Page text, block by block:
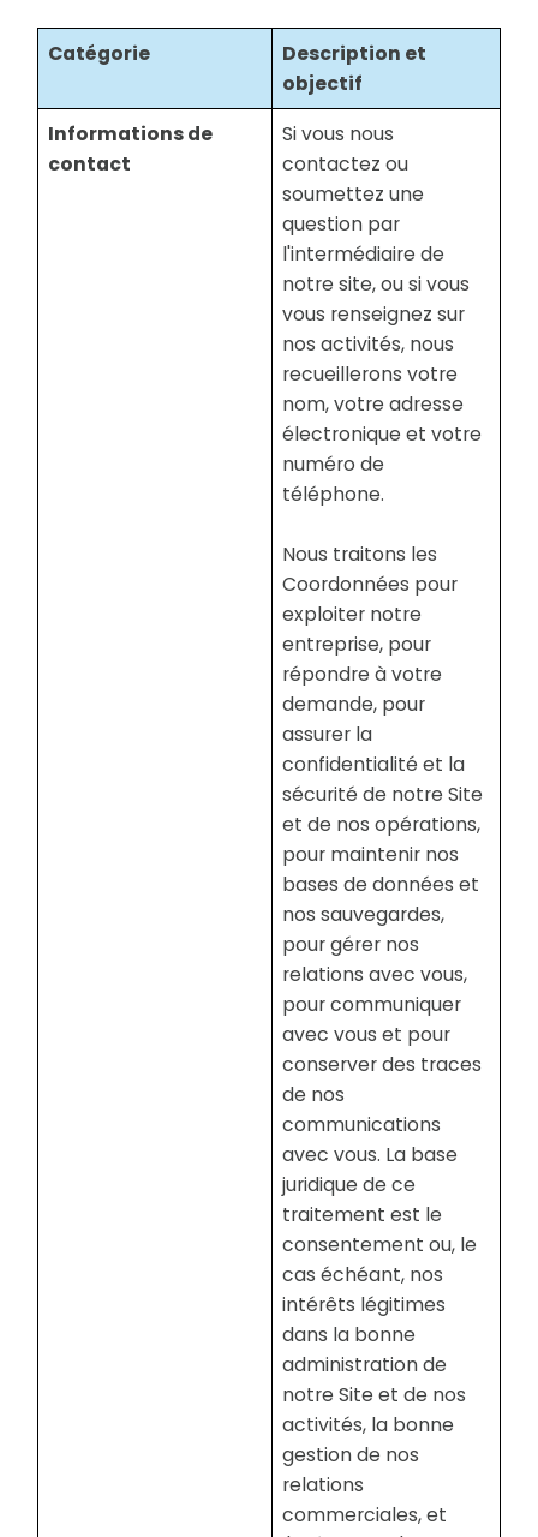
Catégorie
Description et
objectif
Informations de
contact
Si vous nous
contactez ou
soumettez une
question par
l'intermédiaire de
notre site, ou si vous
vous renseignez sur
nos activités, nous
recueillerons votre
nom, votre adresse
électronique et votre
numéro de
téléphone.
Nous traitons les
Coordonnées pour
exploiter notre
entreprise, pour
répondre à votre
demande, pour
assurer la
confidentialité et la
sécurité de notre Site
et de nos opérations,
pour maintenir nos
bases de données et
nos sauvegardes,
pour gérer nos
relations avec vous,
pour communiquer
avec vous et pour
conserver des traces
de nos
communications
avec vous. La base
juridique de ce
traitement est le
consentement ou, le
cas échéant, nos
intérêts légitimes
dans la bonne
administration de
notre Site et de nos
activités, la bonne
gestion de nos
relations
commerciales, et